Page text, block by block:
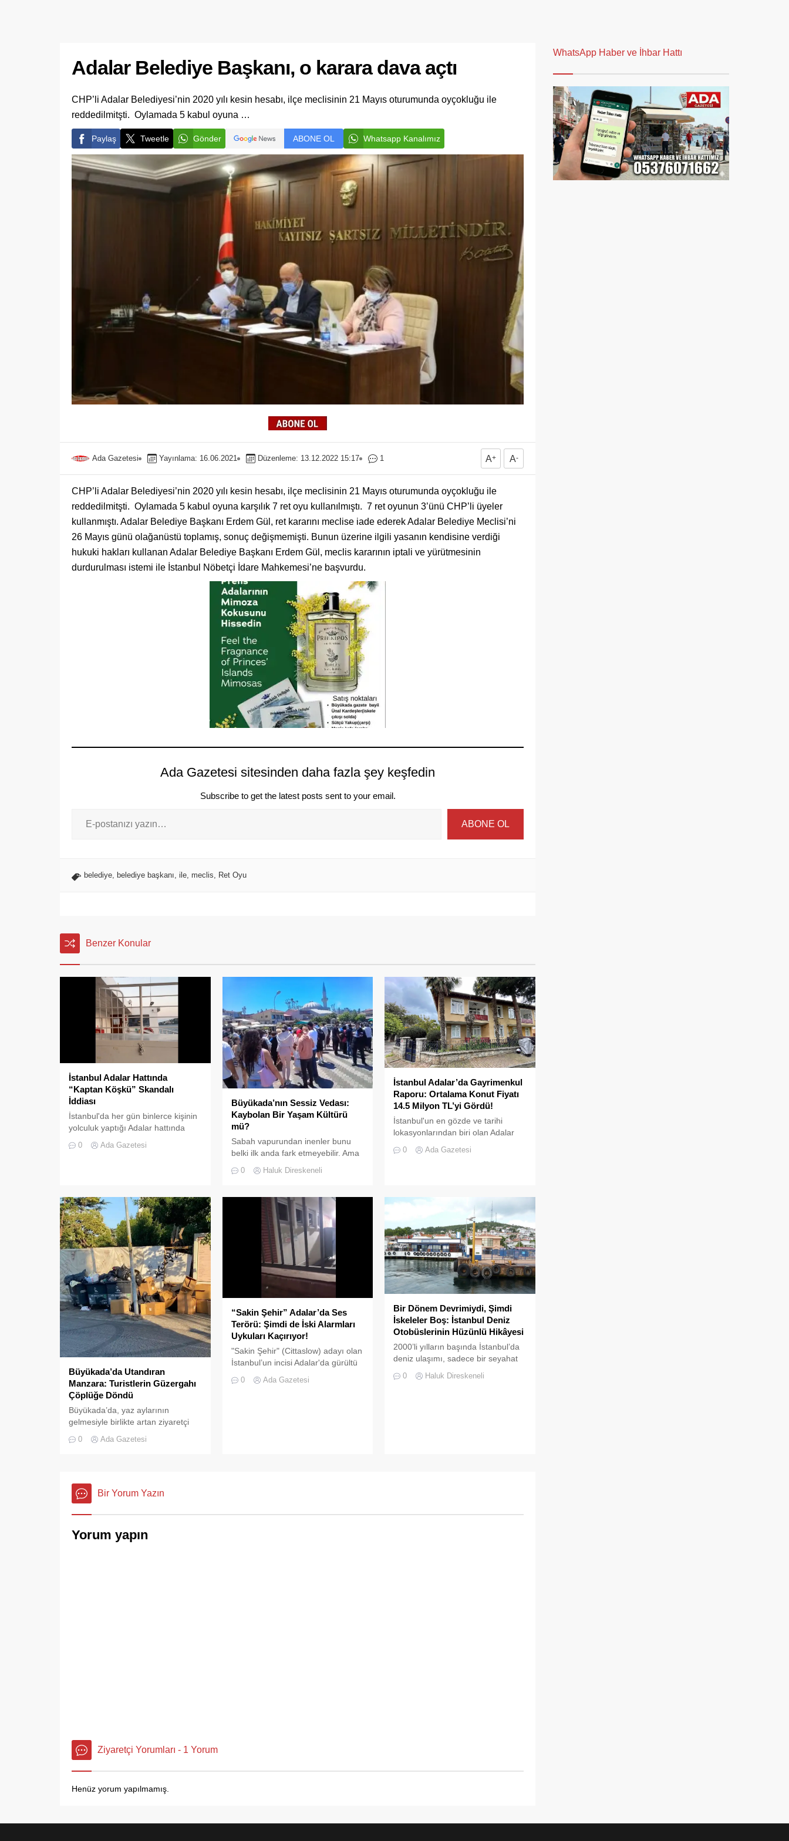
Adalar Belediye Başkanı, o karara dava açtı
CHP’li Adalar Belediyesi’nin 2020 yılı kesin hesabı, ilçe meclisinin 21 Mayıs oturumunda oyçokluğu ile
reddedilmitşti. Oylamada 5 kabul oyuna …
Paylaş Tweetle Gönder ABONE OL Whatsapp Kanalımız
Ada Gazetesi Yayınlama: 16.06.2021 Düzenleme: 13.12.2022 15:17 1 A+ A-
CHP’li Adalar Belediyesi’nin 2020 yılı kesin hesabı, ilçe meclisinin 21 Mayıs oturumunda oyçokluğu ile
reddedilmitşti. Oylamada 5 kabul oyuna karşılık 7 ret oyu kullanılmıştı. 7 ret oyunun 3’ünü CHP’li üyeler
kullanmıştı. Adalar Belediye Başkanı Erdem Gül, ret kararını meclise iade ederek Adalar Belediye Meclisi’ni
26 Mayıs günü olağanüstü toplamış, sonuç değişmemişti. Bunun üzerine ilgili yasanın kendisine verdiği
hukuki hakları kullanan Adalar Belediye Başkanı Erdem Gül, meclis kararının iptali ve yürütmesinin
durdurulması istemi ile İstanbul Nöbetçi İdare Mahkemesi’ne başvurdu.
Ada Gazetesi sitesinden daha fazla şey keşfedin
Subscribe to get the latest posts sent to your email.
ABONE OL
belediye, belediye başkanı, ile, meclis, Ret Oyu
Benzer Konular
İstanbul Adalar Hattında
“Kaptan Köşkü” Skandalı
İddiası
İstanbul'da her gün binlerce kişinin
yolculuk yaptığı Adalar hattında
kaydedilen görüntüler "bu kadarına
da pes" dedirtti
0 Ada Gazetesi
Büyükada’nın Sessiz Vedası:
Kaybolan Bir Yaşam Kültürü
mü?
Sabah vapurundan inenler bunu
belki ilk anda fark etmeyebilir. Ama
tanıyanlar bilir; adanın sesi ve
0 Haluk Direskeneli
İstanbul Adalar’da Gayrimenkul
Raporu: Ortalama Konut Fiyatı
14.5 Milyon TL’yi Gördü!
İstanbul'un en gözde ve tarihi
lokasyonlarından biri olan Adalar
piyasasındaki hareketlilik dikkat
0 Ada Gazetesi
Büyükada’da Utandıran
Manzara: Turistlerin Güzergahı
Çöplüğe Döndü
Büyükada’da, yaz aylarının
gelmesiyle birlikte artan ziyaretçi
yoğunluğu, temizlik ve çöp toplama
hizmetlerindeki aksaklıkları bir kez
0 Ada Gazetesi
“Sakin Şehir” Adalar’da Ses
Terörü: Şimdi de İski Alarmları
Uykuları Kaçırıyor!
"Sakin Şehir" (Cittaslow) adayı olan
İstanbul’un incisi Adalar'da gürültü
kirliliği bitmek bilmiyor.
0 Ada Gazetesi
Bir Dönem Devrimiydi, Şimdi
İskeleler Boş: İstanbul Deniz
Otobüslerinin Hüzünlü Hikâyesi
2000’li yılların başında İstanbul’da
deniz ulaşımı, sadece bir seyahat
arasında kurulan tıkır tıkır işleyen,
0 Haluk Direskeneli
Bir Yorum Yazın
Yorum yapın
Ziyaretçi Yorumları - 1 Yorum
Henüz yorum yapılmamış.
WhatsApp Haber ve İhbar Hattı